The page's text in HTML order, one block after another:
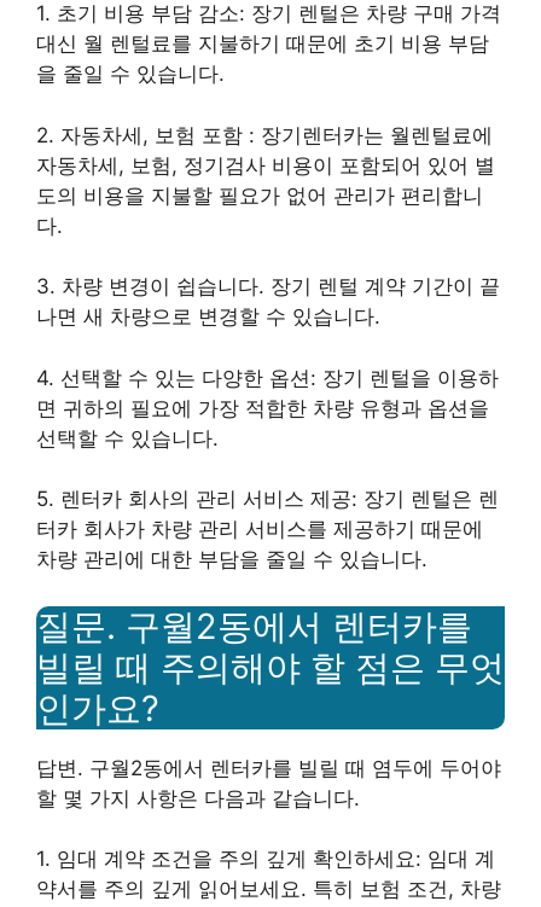
1. 초기 비용 부담 감소: 장기 렌털은 차량 구매 가격
대신 월 렌털료를 지불하기 때문에 초기 비용 부담
을 줄일 수 있습니다.
2. 자동차세, 보험 포함 : 장기렌터카는 월렌털료에
자동차세, 보험, 정기검사 비용이 포함되어 있어 별
도의 비용을 지불할 필요가 없어 관리가 편리합니
다.
3. 차량 변경이 쉽습니다. 장기 렌털 계약 기간이 끝
나면 새 차량으로 변경할 수 있습니다.
4. 선택할 수 있는 다양한 옵션: 장기 렌털을 이용하
면 귀하의 필요에 가장 적합한 차량 유형과 옵션을
선택할 수 있습니다.
5. 렌터카 회사의 관리 서비스 제공: 장기 렌털은 렌
터카 회사가 차량 관리 서비스를 제공하기 때문에
차량 관리에 대한 부담을 줄일 수 있습니다.
질문. 구월2동에서 렌터카를
빌릴 때 주의해야 할 점은 무엇
인가요?
답변. 구월2동에서 렌터카를 빌릴 때 염두에 두어야
할 몇 가지 사항은 다음과 같습니다.
1. 임대 계약 조건을 주의 깊게 확인하세요: 임대 계
약서를 주의 깊게 읽어보세요. 특히 보험 조건, 차량